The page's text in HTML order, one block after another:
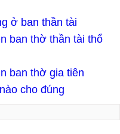
ở ban thần tài
ban thờ thần tài thổ
ban thờ gia tiên
cho đúng